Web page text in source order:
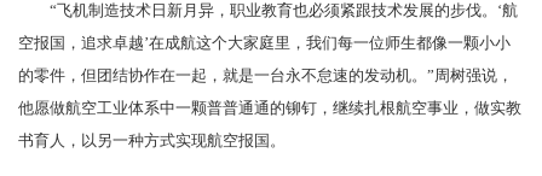
“飞机制造技术日新月异，职业教育也必须紧跟技术发展的步伐。‘航
空报国，追求卓越’在成航这个大家庭里，我们每一位师生都像一颗小小
的零件，但团结协作在一起，就是一台永不怠速的发动机。”周树强说，
他愿做航空工业体系中一颗普普通通的铆钉，继续扎根航空事业，做实教
书育人，以另一种方式实现航空报国。